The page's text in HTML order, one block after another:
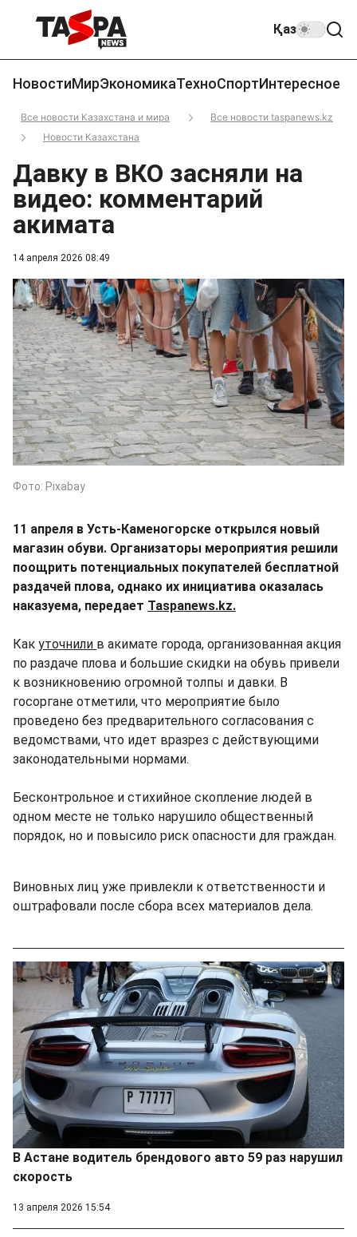
Қаз
НовостиМирЭкономикаТехноСпортИнтересное
Все новости Казахстана и мира
Все новости taspanews.kz
Новости Казахстана
14 апреля 2026 08:49
Давку в ВКО засняли на
видео: комментарий
акимата
Фото: Pixabay
11 апреля в Усть-Каменогорске открылся новый
магазин обуви. Организаторы мероприятия решили
поощрить потенциальных покупателей бесплатной
раздачей плова, однако их инициатива оказалась
наказуема, передает Taspanews.kz.
Как уточнили в акимате города, организованная акция
по раздаче плова и большие скидки на обувь привели
к возникновению огромной толпы и давки. В
госоргане отметили, что мероприятие было
проведено без предварительного согласования с
ведомствами, что идет вразрез с действующими
законодательными нормами.
Бесконтрольное и стихийное скопление людей в
одном месте не только нарушило общественный
порядок, но и повысило риск опасности для граждан.
Виновных лиц уже привлекли к ответственности и
оштрафовали после сбора всех материалов дела.
В Астане водитель брендового авто 59 раз нарушил
скорость
13 апреля 2026 15:54